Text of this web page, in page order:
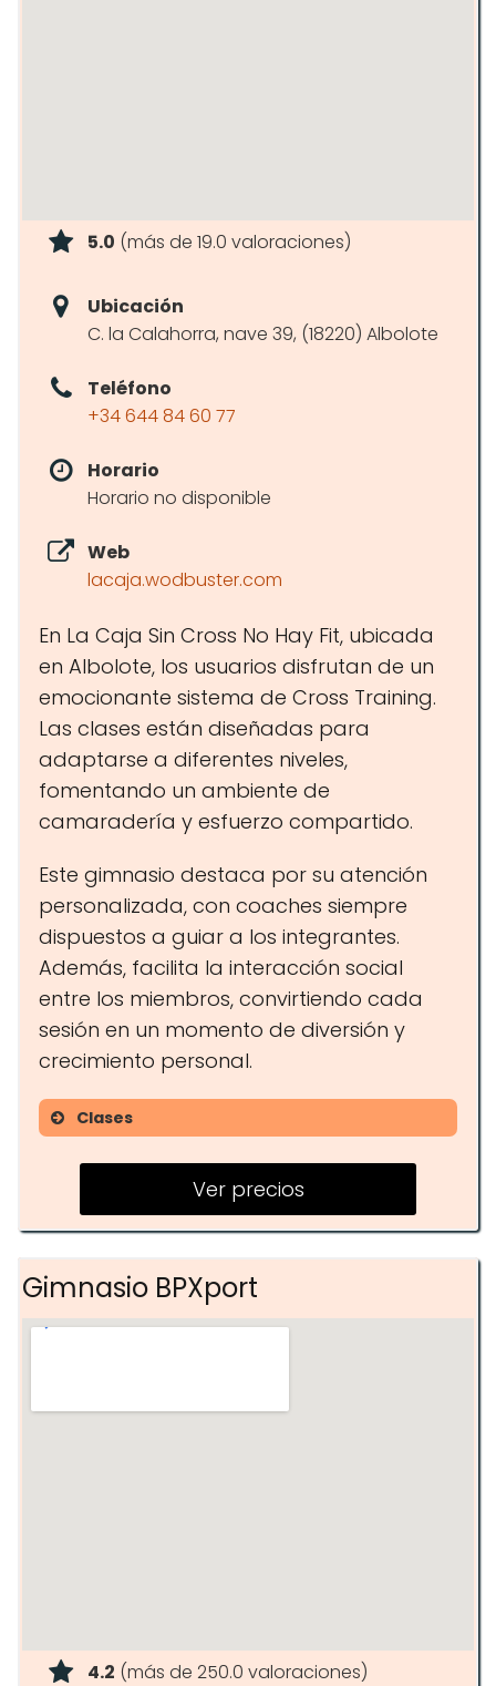
5.0 (más de 19.0 valoraciones)
Ubicación
C. la Calahorra, nave 39, (18220) Albolote
Teléfono
+34 644 84 60 77
Horario
Horario no disponible
Web
lacaja.wodbuster.com
En La Caja Sin Cross No Hay Fit, ubicada
en Albolote, los usuarios disfrutan de un
emocionante sistema de Cross Training.
Las clases están diseñadas para
adaptarse a diferentes niveles,
fomentando un ambiente de
camaradería y esfuerzo compartido.
Este gimnasio destaca por su atención
personalizada, con coaches siempre
dispuestos a guiar a los integrantes.
Además, facilita la interacción social
entre los miembros, convirtiendo cada
sesión en un momento de diversión y
crecimiento personal.
Clases
Cross Training
Entrenamiento Funcional
Acondicionamiento Físico
Ver precios
Gimnasio BPXport
4.2 (más de 250.0 valoraciones)